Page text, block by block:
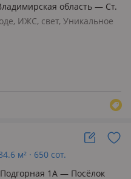
область — Ст.
ИЖС, свет, Уникальное
станция электрички
в окружении населе…
м² · 650 сот.
1А — Посёлок